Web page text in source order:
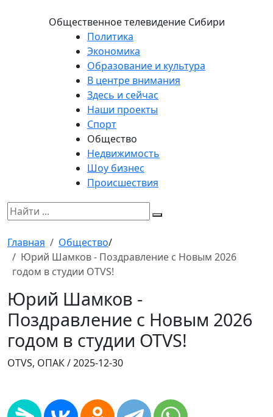
Общественное телевидение Сибири
Политика
Экономика
Образование и культура
В центре внимания
Здесь и сейчас
Наши проекты
Спорт
Общество
Недвижимость
Шоу бизнес
Происшествия
Главная Общество/
Юрий Шамков - Поздравление с Новым 2026
годом в студии OTVS!
Юрий Шамков -
Поздравление с Новым 2026
годом в студии OTVS!
OTVS, ОПАК /2025-12-30